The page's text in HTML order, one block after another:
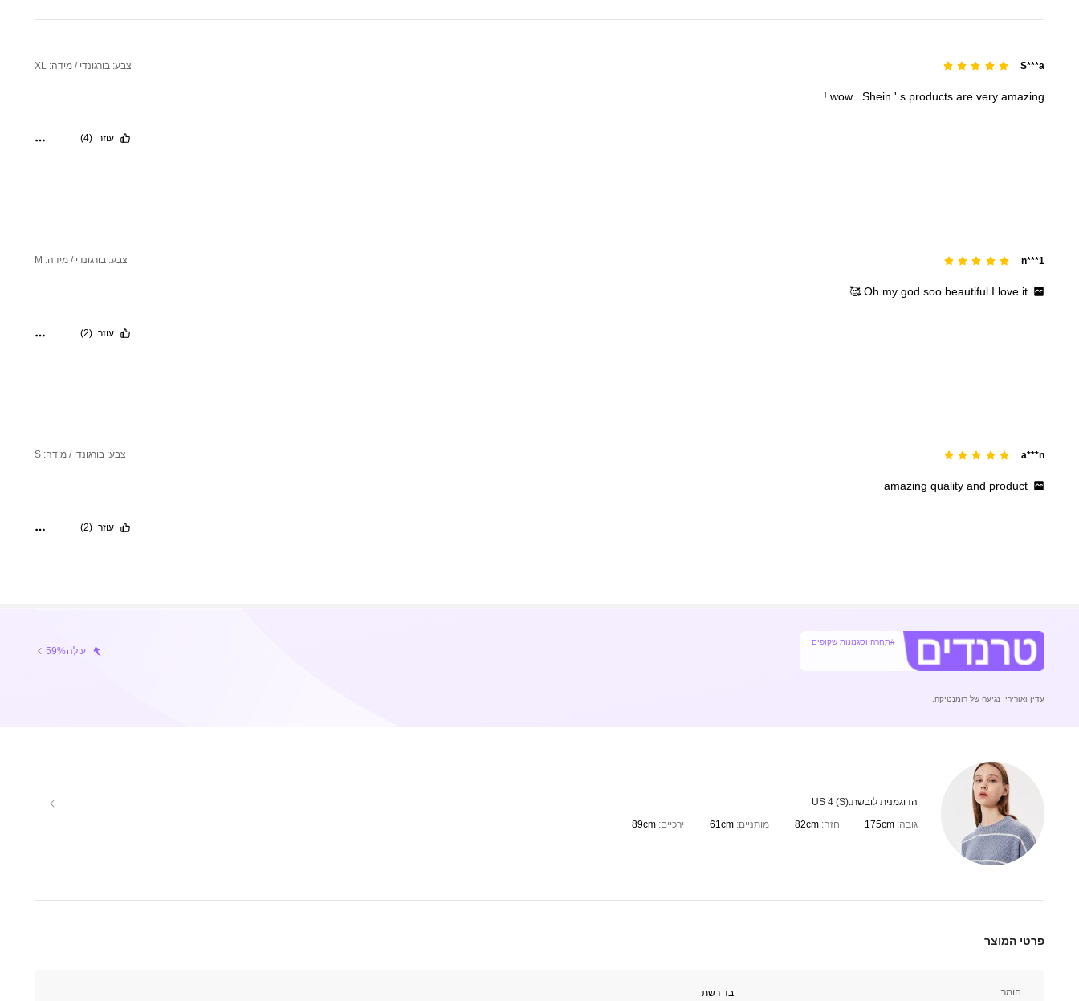
S***a צבע: בורגונדי / מידה: XL
wow Shein ' s products are very amazing
!
עוזר (4)
n***1 צבע: בורגונדי / מידה: M
Oh my god soo beautiful I love it
🥰
עוזר (2)
a***n צבע: בורגונדי / מידה: S
amazing quality and product
עוזר (2)
#תחרה וסגנונות שקופים
עוֹלֶה59%
עדין ואורירי, נגיעה של רומנטיקה.
הדוגמנית לובשת:US 4 (S)
גובה: 175cm חזה:82cm מותניים: 61cm ירכיים: 89cm
פרטי המוצר
חומר: בד רשת